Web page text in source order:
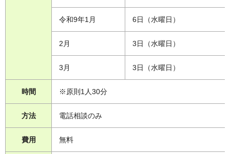
令和9年1月 6日（水曜日）
2月 3日（水曜日）
3月 3日（水曜日）
時間 ※原則1人30分
方法 電話相談のみ
費用 無料